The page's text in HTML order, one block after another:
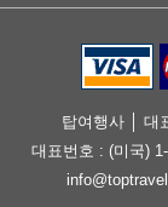
탑여행사 │ 대
대표번호 : (미국)